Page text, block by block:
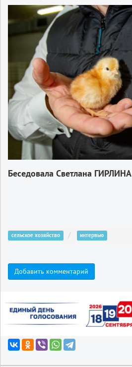
Беседовала Светлана ГИРЛИНА
сельское хозяйство интервью
Добавить комментарий